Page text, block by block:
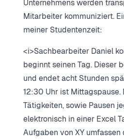
Unternehmens werden
Mitarbeiter kommuniziert.
meiner Studentenzeit:
<i>Sachbearbeiter Daniel
beginnt seinen Tag. Dieser
und endet acht Stunden
12:30 Uhr ist Mittagspause.
Tätigkeiten, sowie Pausen
elektronisch in einer Excel
Aufgaben von XY